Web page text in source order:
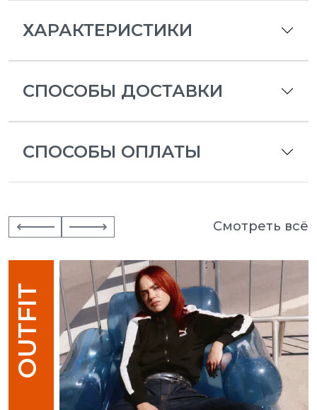
ХАРАКТЕРИСТИКИ
СПОСОБЫ ДОСТАВКИ
СПОСОБЫ ОПЛАТЫ
Смотреть всё
OUTFIT